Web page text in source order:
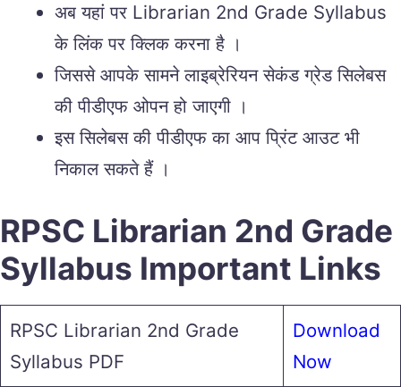
अब यहां पर Librarian 2nd Grade Syllabus
के लिंक पर क्लिक करना है ।
जिससे आपके सामने लाइब्रेरियन सेकंड ग्रेड सिलेबस
की पीडीएफ ओपन हो जाएगी ।
इस सिलेबस की पीडीएफ का आप प्रिंट आउट भी
निकाल सकते हैं ।
RPSC Librarian 2nd Grade
Syllabus Important Links
RPSC Librarian 2nd Grade
Syllabus PDF
Download
Now